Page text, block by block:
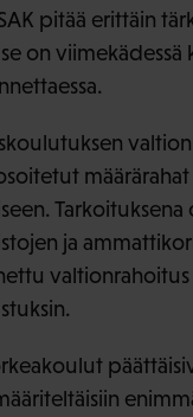
pitää erittäin
on
määrärahat
Tarkoituksena
ja